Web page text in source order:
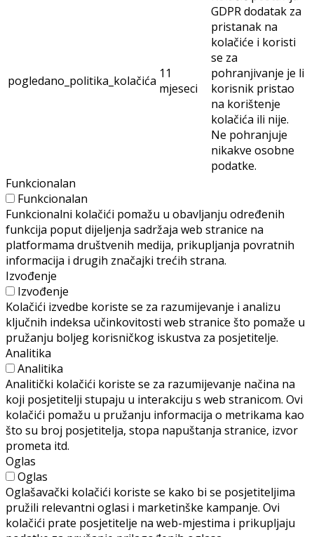
pogledano_politika_kolačića 11
mjeseci
GDPR dodatak za
pristanak na
kolačiće i koristi
se za
pohranjivanje je li
korisnik pristao
na korištenje
kolačića ili nije.
Ne pohranjuje
nikakve osobne
podatke.
Funkcionalan
Funkcionalan
Funkcionalni kolačići pomažu u obavljanju određenih
funkcija poput dijeljenja sadržaja web stranice na
platformama društvenih medija, prikupljanja povratnih
informacija i drugih značajki trećih strana.
Izvođenje
Izvođenje
Kolačići izvedbe koriste se za razumijevanje i analizu
ključnih indeksa učinkovitosti web stranice što pomaže u
pružanju boljeg korisničkog iskustva za posjetitelje.
Analitika
Analitika
Analitički kolačići koriste se za razumijevanje načina na
koji posjetitelji stupaju u interakciju s web stranicom. Ovi
kolačići pomažu u pružanju informacija o metrikama kao
što su broj posjetitelja, stopa napuštanja stranice, izvor
prometa itd.
Oglas
Oglas
Oglašavački kolačići koriste se kako bi se posjetiteljima
pružili relevantni oglasi i marketinške kampanje. Ovi
kolačići prate posjetitelje na web-mjestima i prikupljaju